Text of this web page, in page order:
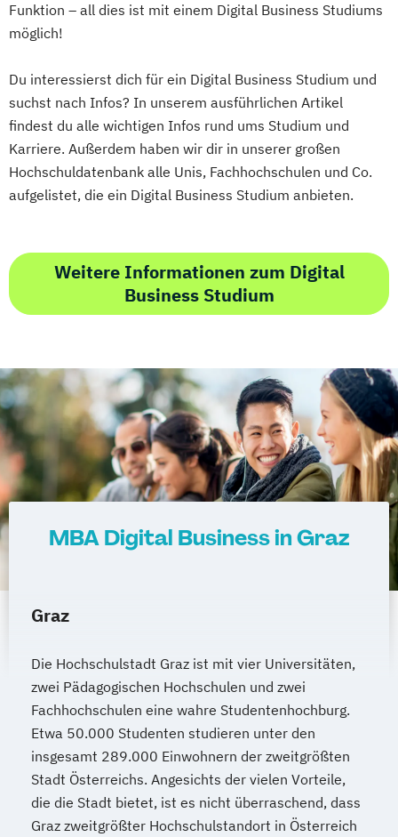
Funktion – all dies ist mit einem Digital Business Studiums
möglich!
Du interessierst dich für ein Digital Business Studium und
suchst nach Infos? In unserem ausführlichen Artikel
findest du alle wichtigen Infos rund ums Studium und
Karriere. Außerdem haben wir dir in unserer großen
Hochschuldatenbank alle Unis, Fachhochschulen und Co.
aufgelistet, die ein Digital Business Studium anbieten.
Weitere Informationen zum Digital
Business Studium
MBA Digital Business in Graz
Graz
Die Hochschulstadt Graz ist mit vier Universitäten,
zwei Pädagogischen Hochschulen und zwei
Fachhochschulen eine wahre Studentenhochburg.
Etwa 50.000 Studenten studieren unter den
insgesamt 289.000 Einwohnern der zweitgrößten
Stadt Österreichs. Angesichts der vielen Vorteile,
die die Stadt bietet, ist es nicht überraschend, dass
Graz zweitgrößter Hochschulstandort in Österreich